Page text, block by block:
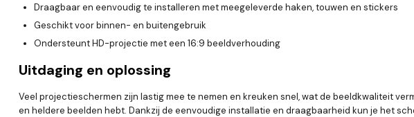
Draagbaar en eenvoudig te installeren met meegeleverde haken, touwen en stickers
Geschikt voor binnen- en buitengebruik
Ondersteunt HD-projectie met een 16:9 beeldverhouding
Uitdaging en oplossing
Veel projectieschermen zijn lastig mee te nemen en kreuken snel, wat de beeldkwaliteit
en heldere beelden hebt. Dankzij de eenvoudige installatie en draagbaarheid kun je het